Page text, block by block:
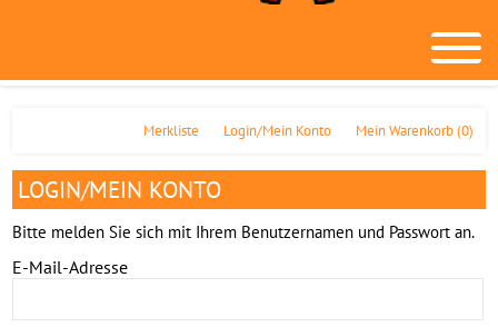
Mein Warenkorb(0)
Login/Mein Konto
Merkliste
LOGIN/MEIN KONTO
Bitte melden Sie sich mit Ihrem Benutzernamen und Passwort an.
E-Mail-Adresse